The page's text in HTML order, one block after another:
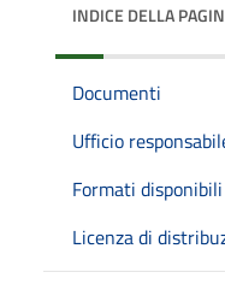
INDICE DELLA
Documenti
Ufficio
Formati disponibili
Licenza di